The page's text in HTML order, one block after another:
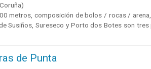
metros, composición de bolos / rocas /
Susiños, Sureseco y Porto dos Botes son
de Punta